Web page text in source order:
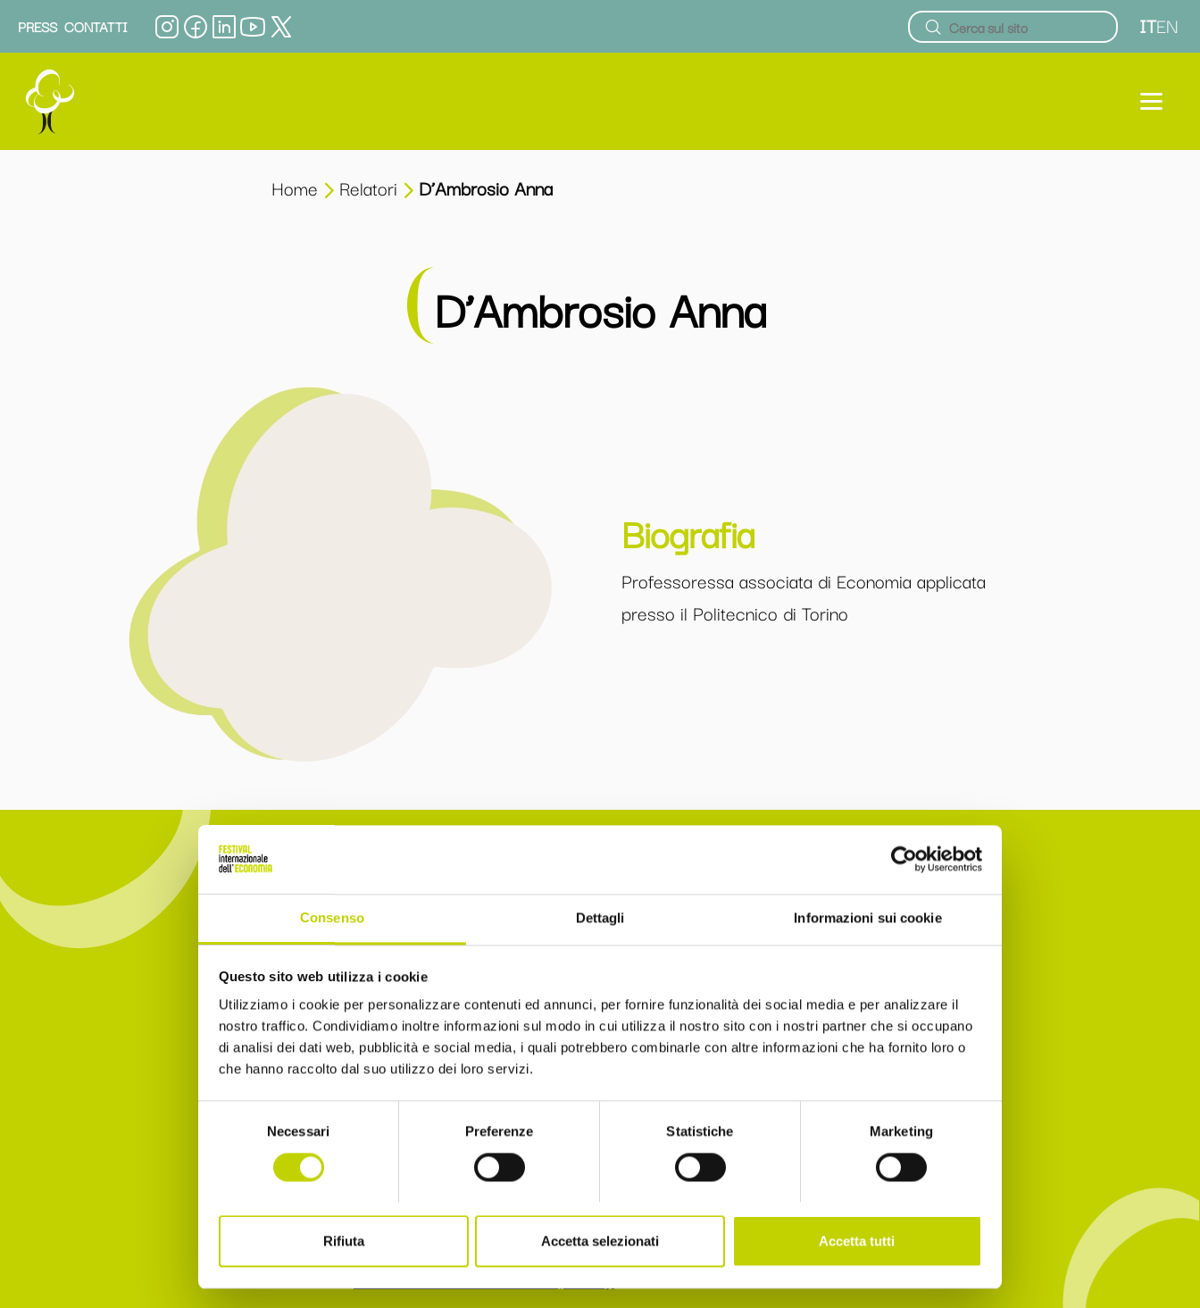
Consenso Dettagli Informazioni sui cookie
Questo sito web utilizza i cookie
Utilizziamo i cookie per personalizzare contenuti ed annunci, per fornire funzionalità dei social media e per analizzare il
nostro traffico. Condividiamo inoltre informazioni sul modo in cui utilizza il nostro sito con i nostri partner che si occupano
di analisi dei dati web, pubblicità e social media, i quali potrebbero combinarle con altre informazioni che ha fornito loro o
che hanno raccolto dal suo utilizzo dei loro servizi.
Necessari Preferenze Statistiche Marketing
Rifiuta Accetta selezionati Accetta tutti
PRESS CONTATTI ITEN
Home Relatori D’Ambrosio Anna
D’Ambrosio Anna
Biografia
Professoressa associata di Economia applicata
presso il Politecnico di Torino
La Newsletter del Festival
essere sempre informato sulle novità e gli appuntamenti in agenda!
Email
Dichiaro di avere più di 14 anni
Accetto di ricevere comunicazioni, come indicato nel
punto 2.b dell'informativa ex art. 13 Reg. UE 2016/679
Accetto la normativa sulla privacy